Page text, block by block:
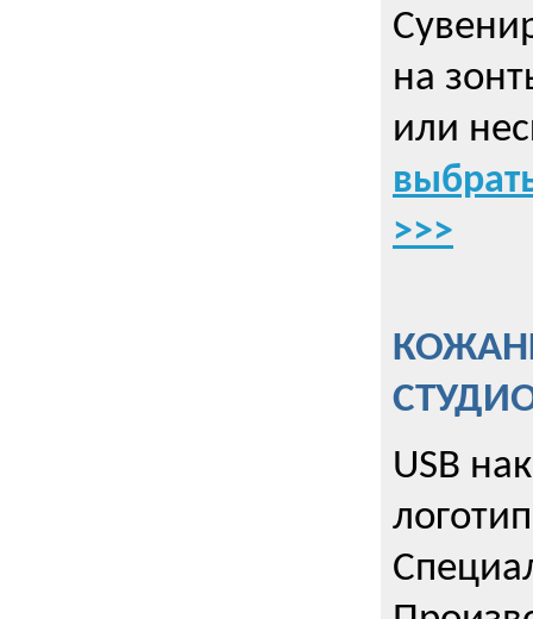
на
или
>>>
USB